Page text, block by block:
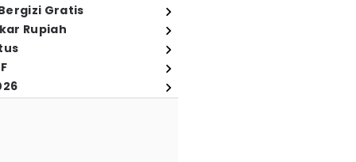
Gratis
Rupiah